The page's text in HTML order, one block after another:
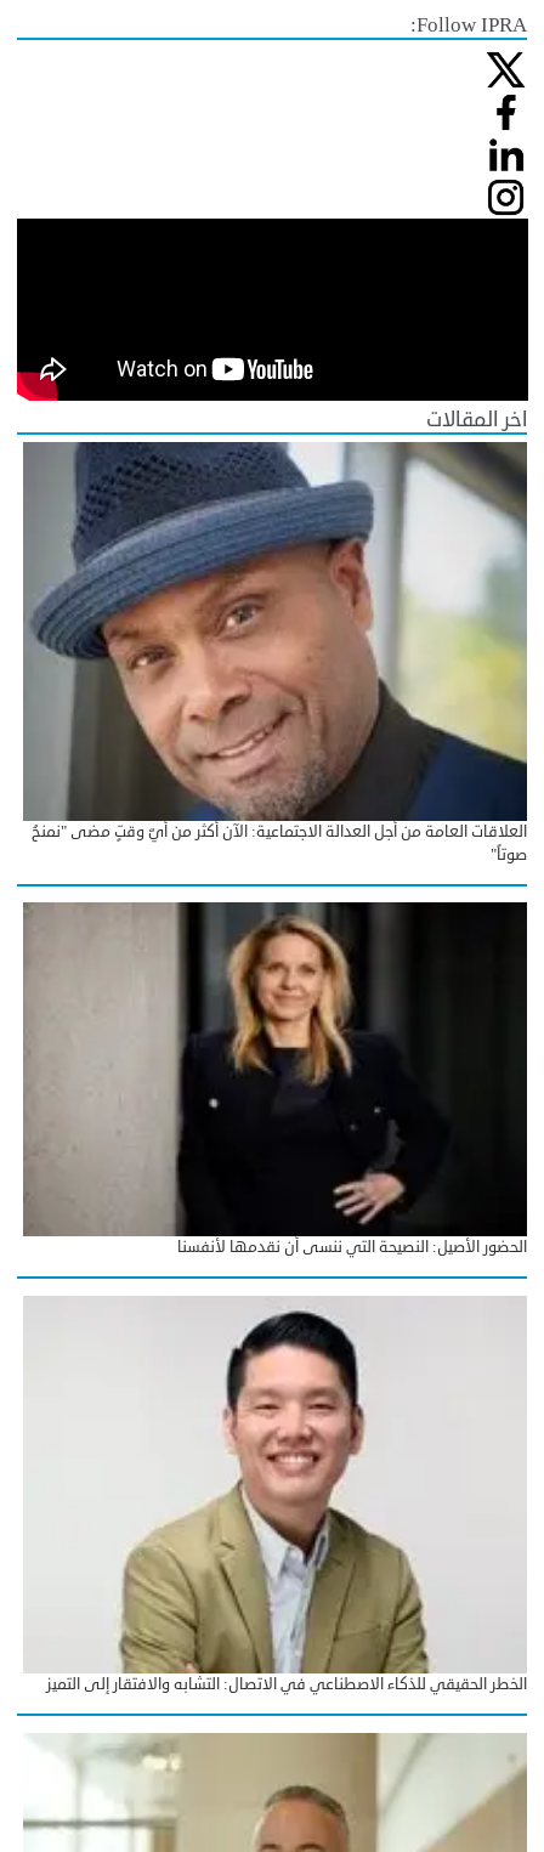
Follow IPRA:
اخر المقالات
العلاقات العامة من أجل العدالة الاجتماعية: الآن أكثر من أيّ وقتٍ مضى "نمنحُ
صوتاً"
الحضور الأصيل: النصيحة التي ننسى أن نقدمها لأنفسنا
الخطر الحقيقي للذكاء الاصطناعي في الاتصال: التشابه والافتقار إلى التميز